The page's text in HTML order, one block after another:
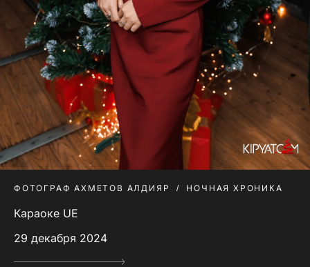
ФОТОГРАФ АХМЕТОВ АЛДИЯР НОЧНАЯ ХРОНИКА
Караоке UE
29 декабря 2024